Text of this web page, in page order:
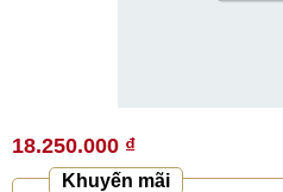
18.250.000 ₫
Khuyến mãi